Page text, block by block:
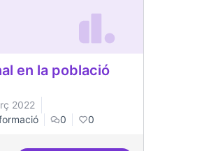
en la població
2022
0 0